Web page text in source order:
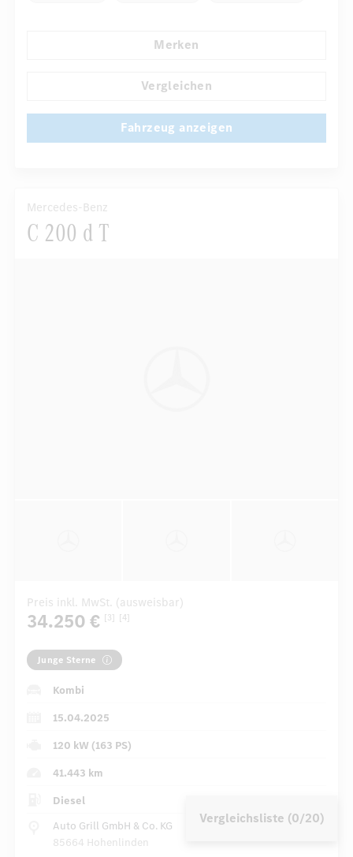
Automatisch abblendender Innenspiegel
Merken
Vergleichen
Fahrzeug anzeigen
Mercedes-Benz
C 200 d T
Preis inkl. MwSt. (ausweisbar)
34.250 € [3] [4]
Junge Sterne
Kombi
15.04.2025
120 kW (163 PS)
41.443 km
Diesel
Auto Grill GmbH & Co. KG
85664 Hohenlinden
Vergleichsliste (0/20)